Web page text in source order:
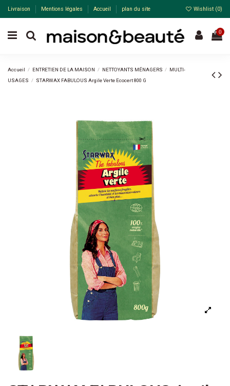
Livraison Mentions légales Accueil plan du site Wishlist (0)
0
Accueil ENTRETIEN DE LA MAISON NETTOYANTS MÉNAGERS
MULTI-
USAGES
STARWAX FABULOUS Argile Verte Ecocert 800 G